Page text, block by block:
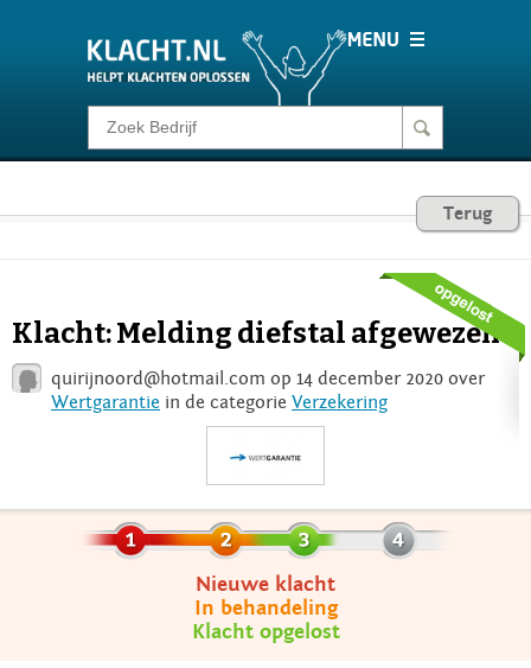
Klacht melden
Consumentenrecht Terug
Klacht: Melding diefstal afgewezen
quirijnoord@hotmail.com op 14 december 2020 over
Wertgarantie in de categorie Verzekering
Nieuwe klacht
In behandeling
Klacht opgelost